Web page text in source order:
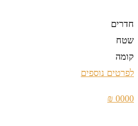
חדרים
שטח
קומה
לפרטים נוספים
0000 ₪